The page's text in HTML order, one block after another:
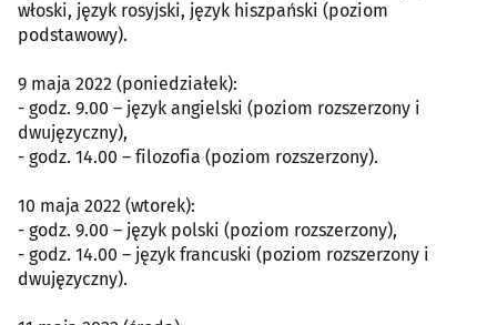
włoski, język rosyjski, język hiszpański (poziom
podstawowy).
9 maja 2022 (poniedziałek):
- godz. 9.00 – język angielski (poziom rozszerzony i
dwujęzyczny),
- godz. 14.00 – filozofia (poziom rozszerzony).
10 maja 2022 (wtorek):
- godz. 9.00 – język polski (poziom rozszerzony),
- godz. 14.00 – język francuski (poziom rozszerzony i
dwujęzyczny).